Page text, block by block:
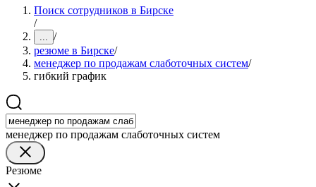
Поиск сотрудников в Бирске
/
... /
резюме в Бирске/
менеджер по продажам слаботочных систем/
гибкий график
менеджер по продажам слаботочных систем
Резюме